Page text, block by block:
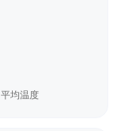
平均温度